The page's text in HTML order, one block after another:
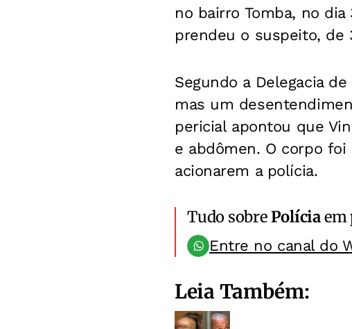
no bairro Tomba, no
prendeu o suspeito, de
Segundo a Delegacia
mas um
pericial apontou que
e abdômen. O corpo
acionarem a polícia.
Tudo sobrePolíciaem
Entre no canal do
Leia Também: